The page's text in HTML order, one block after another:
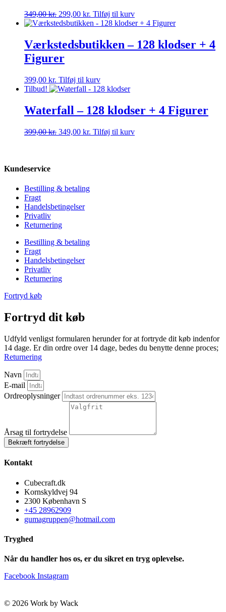
349,00kr. Den
oprindelige
var:
349,00 kr..
299,00 kr. Den
aktuelle
er:
299,00 kr..
Tilføj til kurv
Værkstedsbutikken – 128 klodser + 4
Figurer
399,00 kr. Tilføj til kurv
Tilbud!
Waterfall – 128 klodser + 4 Figurer
399,00kr. Den
349,00 kr. Den
Tilføj til kurv
Kundeservice
Bestilling & betaling
Fragt
Handelsbetingelser
Privatliv
Returnering
Bestilling & betaling
Fragt
Handelsbetingelser
Privatliv
Returnering
Fortryd køb
Fortryd dit køb
Udfyld venligst formularen herunder for at fortryde dit køb indenfor
14 dage. Er din ordre over 14 dage, bedes du benytte denne proces;
Returnering
Navn
E-mail
Ordreoplysninger
Årsag til fortrydelse
Bekræft fortrydelse
Kontakt
Cubecraft.dk
Kornskyldvej 94
2300 København S
+45 28962909
gumagruppen@hotmail.com
Tryghed
Når du handler hos os, er du sikret en tryg oplevelse.
Facebook Instagram
© 2026 Work by Wack